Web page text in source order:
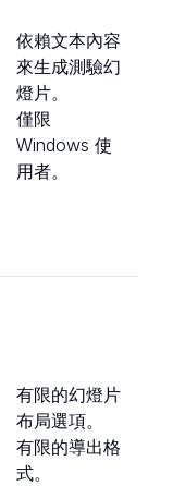
依賴文本內容
來生成測驗幻
燈片。
僅限
Windows 使
用者。
有限的幻燈片
布局選項。
有限的導出格
式。